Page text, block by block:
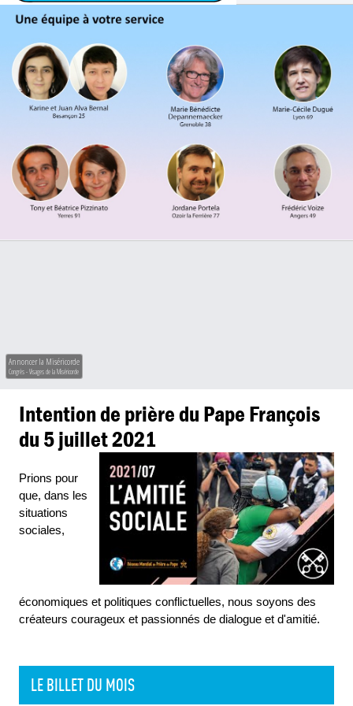
Annoncer la Miséricorde
Congrès - Visages de la Miséricorde
Intention de prière du Pape François
du 5 juillet 2021
Prions pour
que, dans les
situations
sociales,
économiques et politiques conflictuelles, nous soyons des
créateurs courageux et passionnés de dialogue et d'amitié.
LE BILLET DU MOIS